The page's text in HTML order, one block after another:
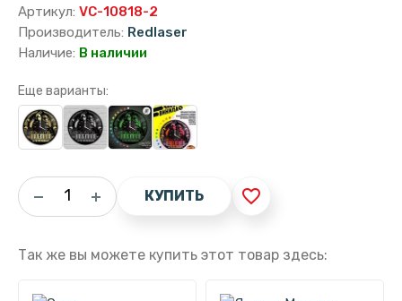
Артикул: VC-10818-2
Производитель: Redlaser
Наличие: В наличии
Еще варианты:
КУПИТЬ favorite_border
Так же вы можете купить этот товар здесь: